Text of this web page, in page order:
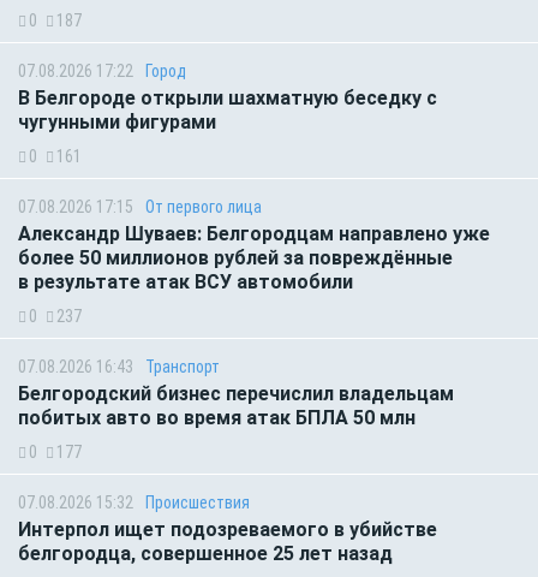
0 187
07.08.2026 17:22 Город
В Белгороде открыли шахматную беседку с
чугунными фигурами
0 161
07.08.2026 17:15 От первого лица
Александр Шуваев: Белгородцам направлено уже
более 50 миллионов рублей за повреждённые
в результате атак ВСУ автомобили
0 237
07.08.2026 16:43 Транспорт
Белгородский бизнес перечислил владельцам
побитых авто во время атак БПЛА 50 млн
0 177
07.08.2026 15:32 Происшествия
Интерпол ищет подозреваемого в убийстве
белгородца, совершенное 25 лет назад